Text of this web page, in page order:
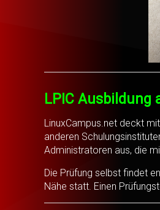
LPIC Ausbildung
LinuxCampus.net deckt
anderen
Administratoren aus, die
Die Prüfung selbst findet
Nähe statt. Einen